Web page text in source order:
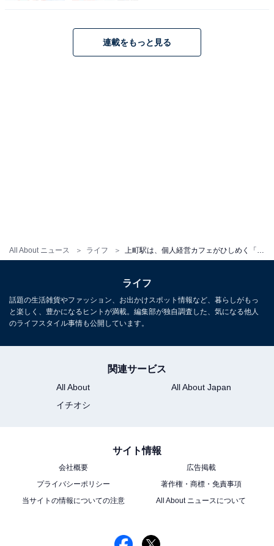
All About ニュース ライフ
駅から南方向に少し進めば「 ボロ市通り」の西端です。
ここは世田谷通りより道幅も狭く、住宅と交互に年季の
入った商店が並んでおり、雰囲気が何とものんびりして
訪れて満員御礼になるので、驚きです。
連載をもっと見る
ライフ
話題の生活雑貨やファッション、お出かけスポット情報など、暮らしがもっ
と楽しく、豊かになるヒントが満載。編集部が独自調査した、気になる他人
のライフスタイル事情も公開しています。
関連サービス
All About
All About Japan
イチオシ
サイト情報
会社概要
広告掲載
プライバシーポリシー
著作権・商標・免責事項
当サイトの情報についての注意
All About ニュースについて